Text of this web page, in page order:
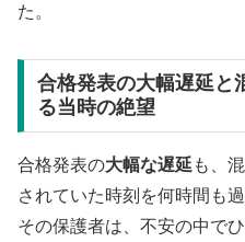
た。
合格発表の大幅遅延と
る当時の絶望
合格発表の大幅な遅延 も、
されていた時刻を何時間も
その保護者は、不安の中で